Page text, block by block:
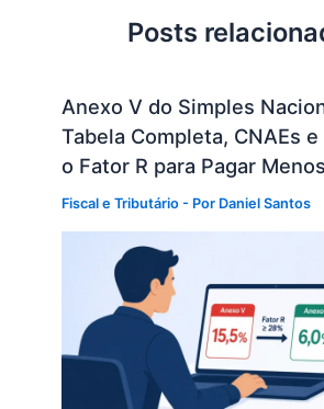
Posts
Anexo V do Simples
Tabela Completa, CNAEs
o Fator R para Pagar Menos
Fiscal e Tributário - Por Daniel Santos